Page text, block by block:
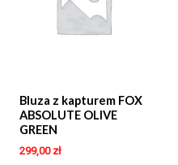
Bluza z kapturem FOX
ABSOLUTE OLIVE
GREEN
299,00 zł